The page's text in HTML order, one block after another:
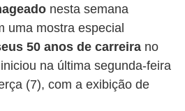
nesta semana
uma mostra especial
50 anos de carreira no
na última segunda-feira
(7), com a exibição de